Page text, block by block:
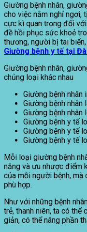
Giường bệnh nhân,
cho việc nằm nghỉ ngơi,
cực kì quan trọng đối
đề hồi phục sức khoẻ
thương, người bị tai
Giường bệnh y tế tại
Giường bệnh nhân,
chủng loại khác nhau
Giường bệnh nhân
Giường bệnh nhân
Giường bệnh nhân
Giường bệnh y tế
Giường bệnh y tế
Giường bệnh y tế
Mỗi loại giường bệnh
năng và ưu nhược điểm
của mỗi người bệnh, mà
phù hợp.
Như với những bệnh
trẻ, thanh niên, ta có
giản, có thể nâng phần